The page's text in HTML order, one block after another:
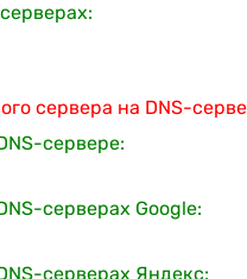
сервера на DNS-
сервере:
серверах Google:
серверах Яндекс: